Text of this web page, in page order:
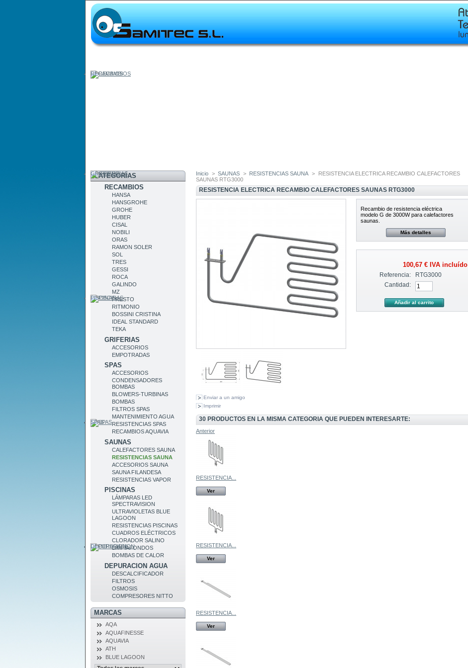
RECAMBIOS
GRIFERIAS
PISCINAS
SPAS
DEPURACION
CATEGORÍAS
RECAMBIOS
HANSA
HANSGROHE
GROHE
HUBER
CISAL
NOBILI
ORAS
RAMON SOLER
SOL
TRES
GESSI
ROCA
GALINDO
MZ
PRESTO
RITMONIO
BOSSINI CRISTINA
IDEAL STANDARD
TEKA
GRIFERIAS
ACCESORIOS
EMPOTRADAS
SPAS
ACCESORIOS
CONDENSADORES
BOMBAS
BLOWERS-TURBINAS
BOMBAS
FILTROS SPAS
MANTENIMIENTO AGUA
RESISTENCIAS SPAS
RECAMBIOS AQUAVIA
SAUNAS
CALEFACTORES SAUNA
RESISTENCIAS SAUNA
ACCESORIOS SAUNA
SAUNA FILANDESA
RESISTENCIAS VAPOR
PISCINAS
LÁMPARAS LED
SPECTRAVISION
ULTRAVIOLETAS BLUE
LAGOON
RESISTENCIAS PISCINAS
CUADROS ELÉCTRICOS
CLORADOR SALINO
LIMPIAFONDOS
BOMBAS DE CALOR
DEPURACION AGUA
DESCALCIFICADOR
FILTROS
OSMOSIS
COMPRESORES NITTO
MARCAS
AQA
AQUAFINESSE
AQUAVIA
ATH
BLUE LAGOON
Inicio > SAUNAS > RESISTENCIAS SAUNA >
RESISTENCIA ELECTRICA RECAMBIO CALEFACTORES
SAUNAS RTG3000
RESISTENCIA ELECTRICA RECAMBIO CALEFACTORES SAUNAS RTG3000
Enviar a un amigo
Imprimir
Recambio de resistencia eléctrica
modelo G de 3000W para calefactores
saunas.
Más detalles
100,67 €IVA incluído
Referencia:
RTG3000
Cantidad:
30 PRODUCTOS EN LA MISMA CATEGORIA QUE PUEDEN INTERESARTE:
Anterior
RESISTENCIA...
Ver
RESISTENCIA...
Ver
RESISTENCIA...
Ver